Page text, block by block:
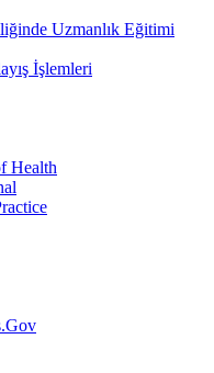
Uzmanlık Eğitimi
İşlemleri
Health